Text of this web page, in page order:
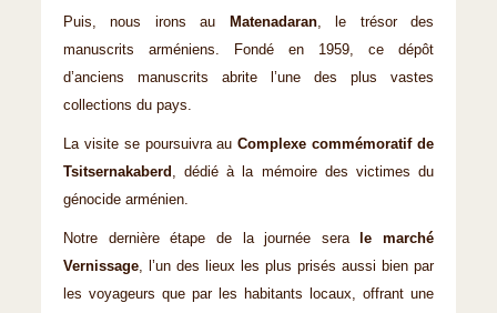
Puis, nous irons au Matenadaran, le trésor des
manuscrits arméniens. Fondé en 1959, ce dépôt
d’anciens manuscrits abrite l’une des plus vastes
collections du pays.
La visite se poursuivra auComplexe commémoratif de
Tsitsernakaberd , dédié à la mémoire des victimes du
génocide arménien.
Notre dernière étape de la journée sera
le marché
Vernissage, l’un des lieux les plus prisés aussi bien par
les voyageurs que par les habitants locaux, offrant une